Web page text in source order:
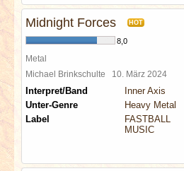
Midnight Forces HOT
8,0
Metal
Michael Brinkschulte 10. März 2024
Interpret/Band
Inner Axis
Unter-Genre
Heavy Metal
Label
FASTBALL
MUSIC